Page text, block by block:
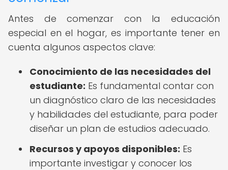
Antes de comenzar con la educación
especial en el hogar, es importante tener en
cuenta algunos aspectos clave:
Conocimiento de las necesidades del
estudiante: Es fundamental contar con
un diagnóstico claro de las necesidades
y habilidades del estudiante, para poder
diseñar un plan de estudios adecuado.
Recursos y apoyos disponibles: Es
importante investigar y conocer los